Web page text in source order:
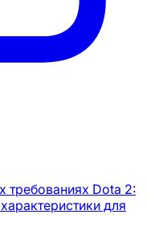
требованиях Dota 2:
для